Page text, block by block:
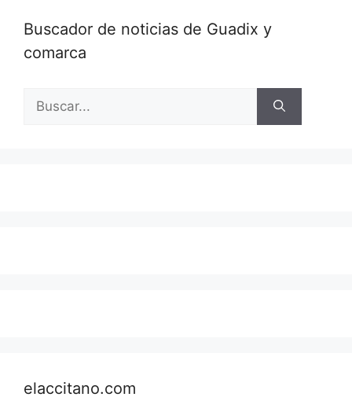
Buscador de noticias de Guadix y
comarca
Buscar:
elaccitano.com